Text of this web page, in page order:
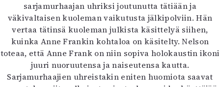
sarjamurhaajan uhriksi joutunutta tätiään ja
väkivaltaisen kuoleman vaikutusta jälkipolviin. Hän
vertaa tätinsä kuoleman julkista käsittelyä siihen,
kuinka Anne Frankin kohtaloa on käsitelty. Nelson
toteaa, että Anne Frank on niin sopiva holokaustin ikoni
juuri nuoruutensa ja naiseutensa kautta.
Sarjamurhaajien uhreistakin eniten huomiota saavat